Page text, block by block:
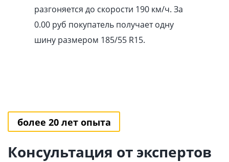
разгоняется до скорости 190 км/ч. За
0.00 pуб покупатель получает одну
шину размером 185/55 R15.
более 20 лет опыта
Консультация от экспертов